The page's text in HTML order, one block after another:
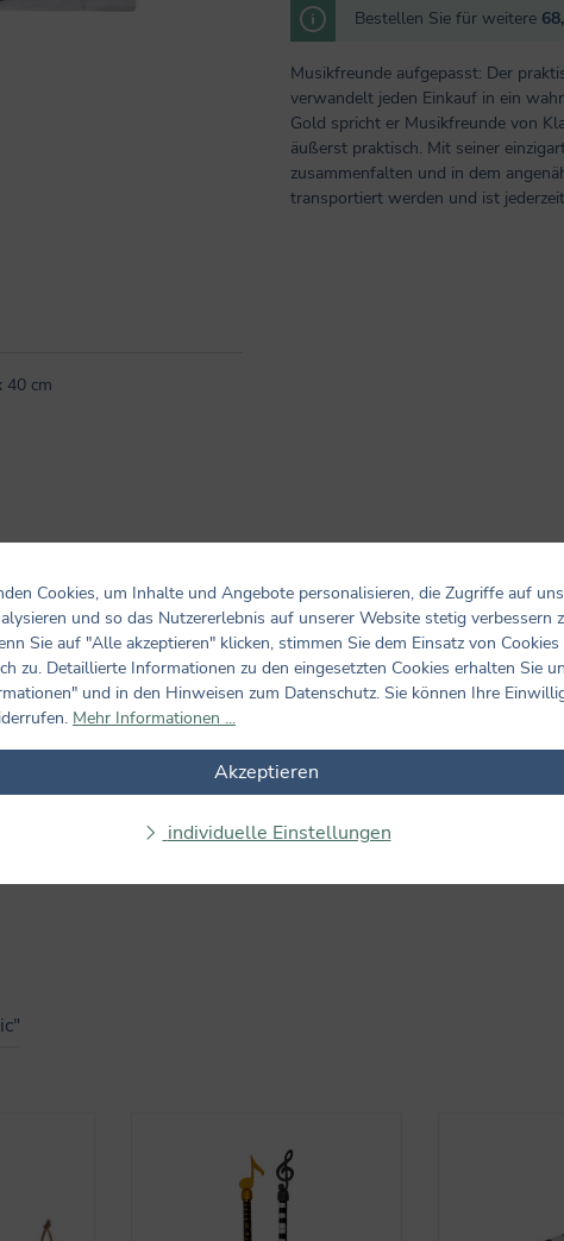
Bestellen Sie für weitere
Musikfreunde aufgepasst: Der
verwandelt jeden Einkauf in ein
Gold spricht er Musikfreunde von
äußerst praktisch. Mit seiner
zusammenfalten und in dem
transportiert werden und ist
40 cm
Bewertungen nur in der aktuellen Sprache anzeigen.
Cookies, um Inhalte und Angebote personalisieren, die Zugriffe auf
und so das Nutzererlebnis auf unserer Website stetig verbessern
Sie auf "Alle akzeptieren" klicken, stimmen Sie dem Einsatz von Cookies
zu. Detaillierte Informationen zu den eingesetzten Cookies erhalten Sie
und in den Hinweisen zum Datenschutz. Sie können Ihre
Mehr Informationen ...
Akzeptieren
individuelle Einstellungen